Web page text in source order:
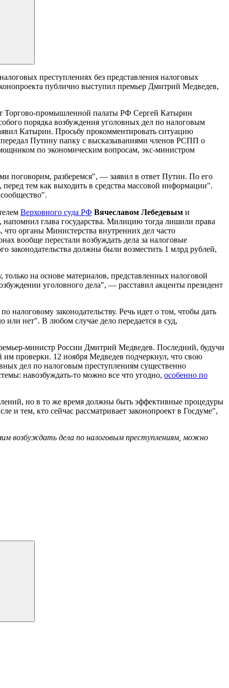
преступлениях без представления налоговых
публично выступил премьер Дмитрий Медведев,
Торгово-промышленной палаты РФ Сергей Катырин
порядка возбуждения уголовных дел по налоговым
Катырин. Просьбу прокомментировать ситуацию
Путину папку с высказываниями членов РСПП о
по экономическим вопросам, экс-министром
поговорим, разберемся", — заявил в ответ Путин. По его
тем как выходить в средства массовой информации".
Верховного суда РФ Вячеславом Лебедевым и
глава государства. Милицию тогда лишили права
что органы Министерства внутренних дел часто
вообще перестали возбуждать дела за налоговые
законодательства должны были возместить 1 млрд рублей,
на основе материалов, представленных налоговой
уголовного дела", — расставил акценты президент
законодательству. Речь идет о том, чтобы дать
нет". В любом случае дело передается в суд,
министр России Дмитрий Медведев. Последний, будучи
им проверки. 12 ноября Медведев подчеркнул, что свою
дел по налоговым преступлениям существенно
навозбуждать-то можно все что угодно, особенно по
но в то же время должны быть эффективные процедуры
и тем, кто сейчас рассматривает законопроект в Госдуме",
возбуждать дела по налоговым преступлениям, можно